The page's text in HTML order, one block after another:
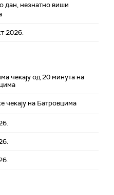
дан, незнатно виши
2026.
чекају од 20 минута на
чекају на Батровцима